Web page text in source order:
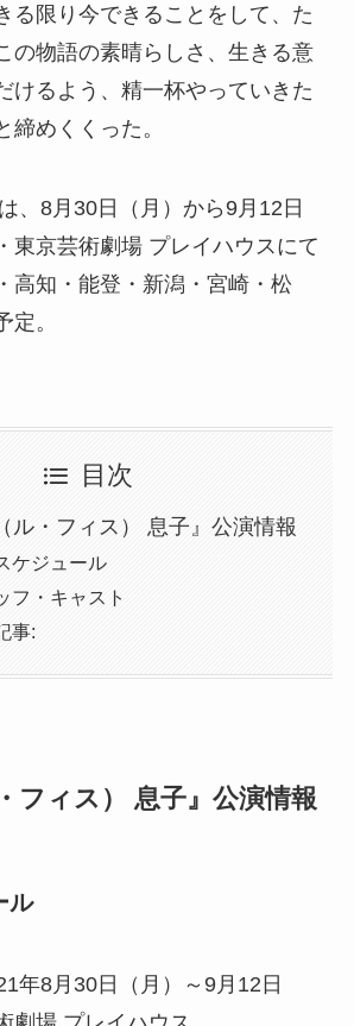
る限り今できることをして、た
の物語の素晴らしさ、生きる意
けるよう、精一杯やっていきた
締めくくった。
、8月30日（月）から9月12日
東京芸術劇場 プレイハウスにて
高知・能登・新潟・宮崎・松
定。
目次
ル・フィス） 息子』公演情報
ケジュール
フ・キャスト
事:
フィス） 息子』公演情報
ル
年8月30日（月）～9月12日